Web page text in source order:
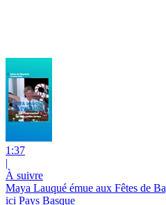
1:37
|
À suivre
Maya Lauqué émue aux Fêtes de
ici Pays Basque